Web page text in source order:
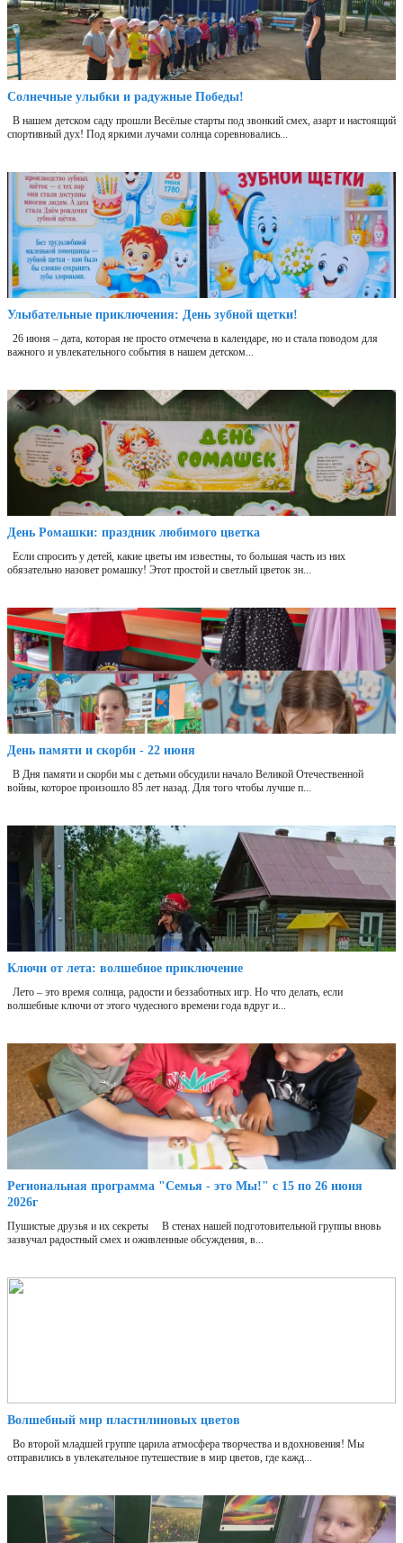
Солнечные улыбки и радужные Победы!
В нашем детском саду прошли Весёлые старты под звонкий смех, азарт и настоящий
спортивный дух! Под яркими лучами солнца соревновались...
Улыбательные приключения: День зубной щетки!
26 июня – дата, которая не просто отмечена в календаре, но и стала поводом для
важного и увлекательного события в нашем детском...
День Ромашки: праздник любимого цветка
Если спросить у детей, какие цветы им известны, то большая часть из них
обязательно назовет ромашку! Этот простой и светлый цветок зн...
День памяти и скорби - 22 июня
В Дня памяти и скорби мы с детьми обсудили начало Великой Отечественной
войны, которое произошло 85 лет назад. Для того чтобы лучше п...
Ключи от лета: волшебное приключение
Лето – это время солнца, радости и беззаботных игр. Но что делать, если
волшебные ключи от этого чудесного времени года вдруг и...
Региональная программа "Семья - это Мы!" с 15 по 26 июня
2026г
Пушистые друзья и их секреты В стенах нашей подготовительной группы вновь
зазвучал радостный смех и оживленные обсуждения, в...
Волшебный мир пластилиновых цветов
Во второй младшей группе царила атмосфера творчества и вдохновения! Мы
отправились в увлекательное путешествие в мир цветов, где кажд...